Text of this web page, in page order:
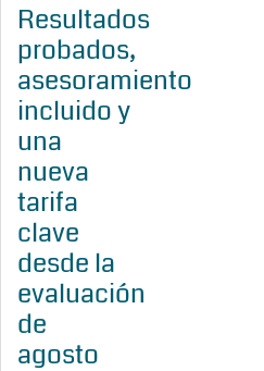
Resultados
probados,
asesoramiento
incluido y
una
nueva
tarifa
clave
desde la
evaluación
de
agosto